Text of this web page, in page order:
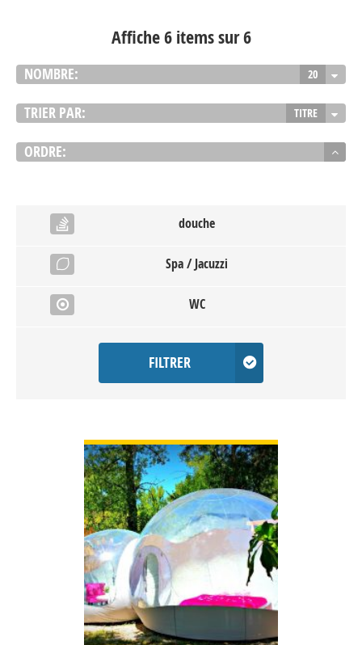
Affiche 6 items sur 6
NOMBRE: 20
TRIER PAR: TITRE
ORDRE:
douche
Spa / Jacuzzi
WC
FILTRER